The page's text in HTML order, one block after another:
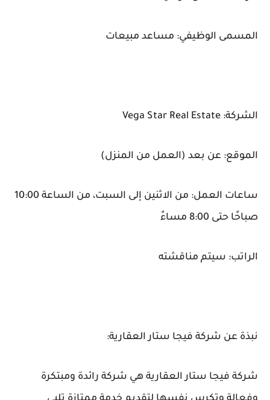
المسمى الوظيفي: مساعد مبيعات
الشركة: Vega Star Real Estate
الموقع: عن بعد (العمل من المنزل)
ساعات العمل: من الاثنين إلى السبت، من الساعة 10:00
صباحًا حتى 8:00 مساءً
الراتب: سيتم مناقشته
نبذة عن شركة فيجا ستار العقارية:
شركة فيجا ستار العقارية هي شركة رائدة ومبتكرة